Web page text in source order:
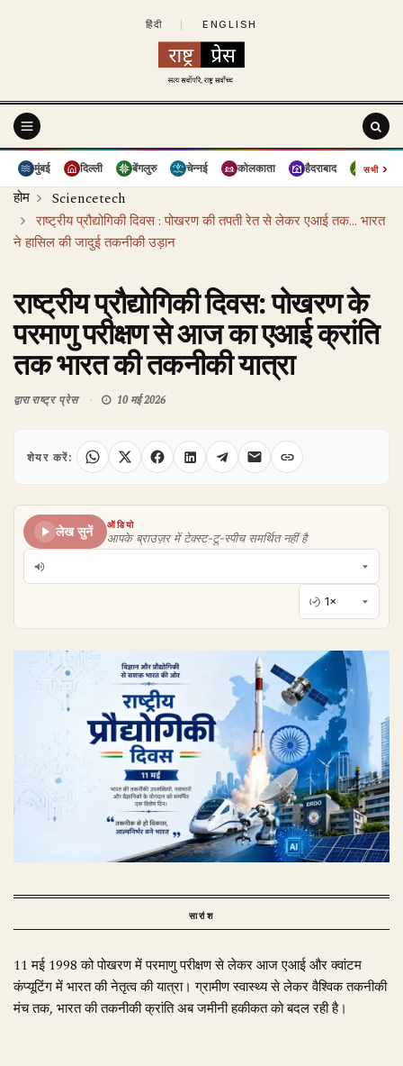
हिंदी ENGLISH
मुंबई दिल्ली बेंगलुरु चेन्नई कोलकाता हैदराबाद पुणे
सभी›
होम
Sciencetech
राष्ट्रीय प्रौद्योगिकी दिवस : पोखरण की तपती रेत से लेकर एआई तक... भारत
ने हासिल की जादुई तकनीकी उड़ान
राष्ट्रीय प्रौद्योगिकी दिवस: पोखरण के
परमाणु परीक्षण से आज का एआई क्रांति
तक भारत की तकनीकी यात्रा
द्वाराराष्ट्र प्रेस 10 मई 2026
शेयर करें:
लेख सुनें
ऑडियो
आपके ब्राउज़र में टेक्स्ट-टू-स्पीच समर्थित नहीं है
सारांश
11 मई 1998 को पोखरण में परमाणु परीक्षण से लेकर आज एआई और क्वांटम
कंप्यूटिंग में भारत की नेतृत्व की यात्रा। ग्रामीण स्वास्थ्य से लेकर वैश्विक तकनीकी
मंच तक, भारत की तकनीकी क्रांति अब जमीनी हकीकत को बदल रही है।